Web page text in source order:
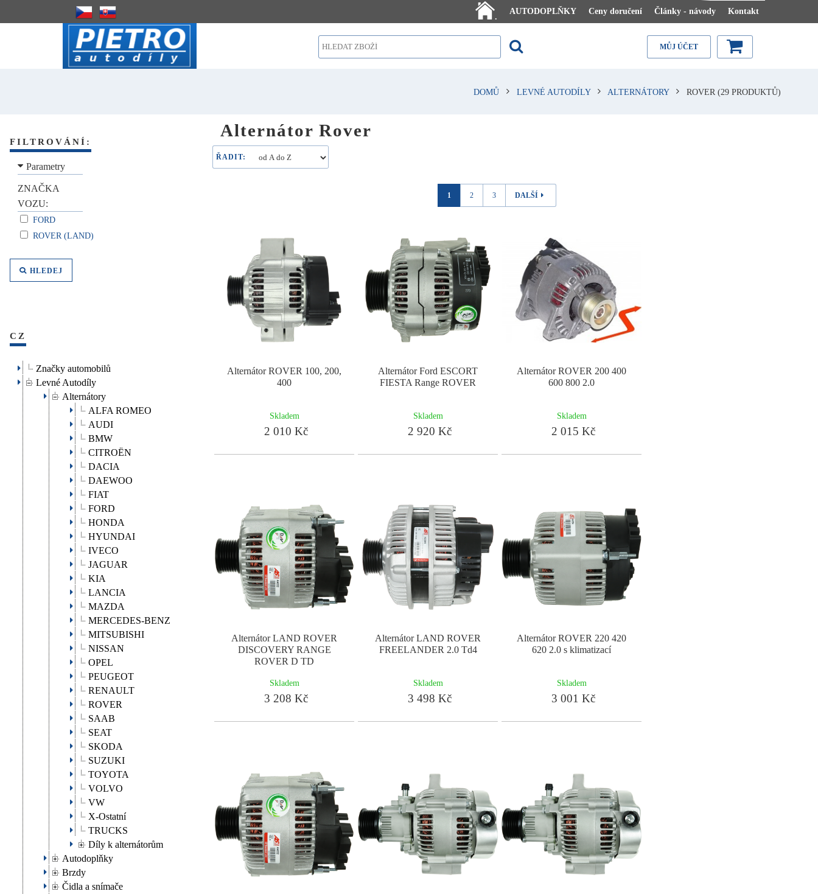
.
AUTODOPLŇKY Ceny doručení Články - návody Kontakt
MŮJ ÚČET
FILTROVÁNÍ:
Parametry
ZNAČKA
VOZU:
FORD
ROVER (LAND)
HLEDEJ
CZ
Značky automobilů
Levné Autodíly
Alternátory
ALFA ROMEO
AUDI
BMW
CITROËN
DACIA
DAEWOO
FIAT
FORD
HONDA
HYUNDAI
IVECO
JAGUAR
KIA
LANCIA
MAZDA
MERCEDES-BENZ
MITSUBISHI
NISSAN
OPEL
PEUGEOT
RENAULT
ROVER
SAAB
SEAT
SKODA
SUZUKI
TOYOTA
VOLVO
VW
X-Ostatní
TRUCKS
Díly k alternátorům
Autodoplňky
Brzdy
Čidla a snímače
DOMŮ LEVNÉ AUTODÍLY ALTERNÁTORY ROVER (29 PRODUKTŮ)
Alternátor Rover
ŘADIT:
1 2 3 DALŠÍ
Alternátor ROVER 100, 200,
400
Skladem
2 010 Kč
Alternátor Ford ESCORT
FIESTA Range ROVER
Skladem
2 920 Kč
Alternátor ROVER 200 400
600 800 2.0
Skladem
2 015 Kč
Alternátor LAND ROVER
DISCOVERY RANGE
ROVER D TD
Skladem
3 208 Kč
Alternátor LAND ROVER
FREELANDER 2.0 Td4
Skladem
3 498 Kč
Alternátor ROVER 220 420
620 2.0 s klimatizací
Skladem
3 001 Kč